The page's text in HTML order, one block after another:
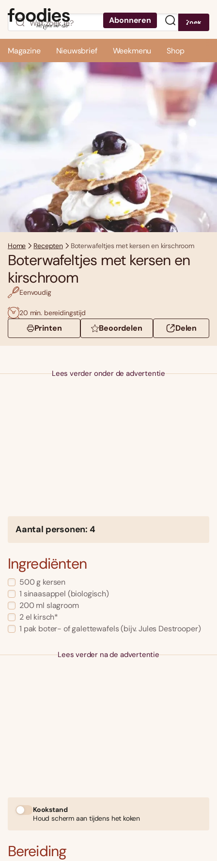
Abonneren Zoek
Magazine Nieuwsbrief Weekmenu Shop
Home Recepten Boterwafeltjes met kersen en kirschroom
Boterwafeltjes met kersen en
kirschroom
Eenvoudig
20 min. bereidingstijd
Printen Beoordelen Delen
Lees verder onder de advertentie
Aantal personen: 4
Ingrediënten
500 g kersen
1 sinaasappel (biologisch)
200 ml slagroom
2 el kirsch*
1 pak boter- of galettewafels (bijv. Jules Destrooper)
Lees verder na de advertentie
Kookstand
Houd scherm aan tijdens het koken
Bereiding